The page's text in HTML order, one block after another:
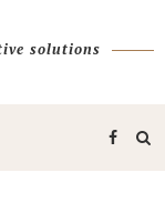
solutions